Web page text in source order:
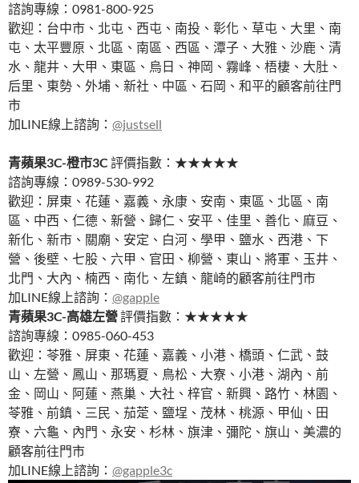
諮詢專線：0981-800-925
歡迎：台中市、北屯、西屯、南投、彰化、草屯、大里、南
屯、太平豐原、北區、南區、西區、潭子、大雅、沙鹿、清
水、龍井、大甲、東區、烏日、神岡、霧峰、梧棲、大肚、
后里、東勢、外埔、新社、中區、石岡、和平的顧客前往門
市
加LINE線上諮詢： @justsell
青蘋果3C-橙市3C 評價指數：★★★★★
諮詢專線：0989-530-992
歡迎：屏東、花蓮、嘉義、永康、安南、東區、北區、南
區、中西、仁德、新營、歸仁、安平、佳里、善化、麻豆、
新化、新市、關廟、安定、白河、學甲、鹽水、西港、下
營、後壁、七股、六甲、官田、柳營、東山、將軍、玉井、
北門、大內、楠西、南化、左鎮、龍崎的顧客前往門市
加LINE線上諮詢： @gapple
青蘋果3C-高雄左營評價指數：★★★★★
諮詢專線：0985-060-453
歡迎：苓雅、屏東、花蓮、嘉義、小港、橋頭、仁武、鼓
山、左營、鳳山、那瑪夏、鳥松、大寮、小港、湖內、前
金、岡山、阿蓮、燕巢、大社、梓官、新興、路竹、林園、
苓雅、前鎮、三民、茄萣、鹽埕、茂林、桃源、甲仙、田
寮、六龜、內門、永安、杉林、旗津、彌陀、旗山、美濃的
顧客前往門市
加LINE線上諮詢： @gapple3c